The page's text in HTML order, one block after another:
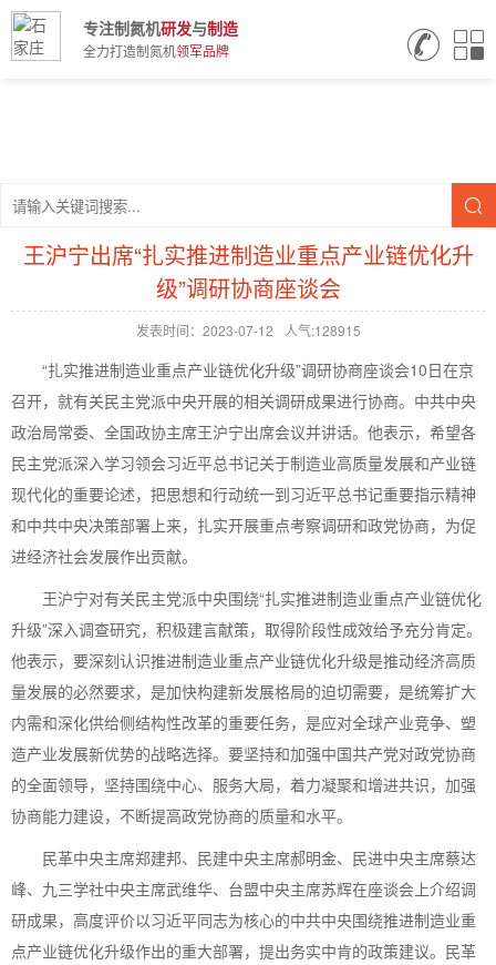
专注制氮机研发与制造
全力打造制氮机领军品牌
王沪宁出席“扎实推进制造业重点产业链优化升
级”调研协商座谈会
发表时间：2023-07-12 人气:128915
“扎实推进制造业重点产业链优化升级”调研协商座谈会10日在京
召开，就有关民主党派中央开展的相关调研成果进行协商。中共中央
政治局常委、全国政协主席王沪宁出席会议并讲话。他表示，希望各
民主党派深入学习领会习近平总书记关于制造业高质量发展和产业链
现代化的重要论述，把思想和行动统一到习近平总书记重要指示精神
和中共中央决策部署上来，扎实开展重点考察调研和政党协商，为促
进经济社会发展作出贡献。
王沪宁对有关民主党派中央围绕“扎实推进制造业重点产业链优化
升级”深入调查研究，积极建言献策，取得阶段性成效给予充分肯定。
他表示，要深刻认识推进制造业重点产业链优化升级是推动经济高质
量发展的必然要求，是加快构建新发展格局的迫切需要，是统筹扩大
内需和深化供给侧结构性改革的重要任务，是应对全球产业竞争、塑
造产业发展新优势的战略选择。要坚持和加强中国共产党对政党协商
的全面领导，坚持围绕中心、服务大局，着力凝聚和增进共识，加强
协商能力建设，不断提高政党协商的质量和水平。
民革中央主席郑建邦、民建中央主席郝明金、民进中央主席蔡达
峰、九三学社中央主席武维华、台盟中央主席苏辉在座谈会上介绍调
研成果，高度评价以习近平同志为核心的中共中央围绕推进制造业重
点产业链优化升级作出的重大部署，提出务实中肯的政策建议。民革